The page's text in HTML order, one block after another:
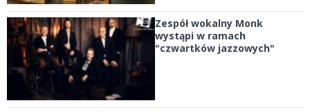
Zespół wokalny Monk
wystąpi w ramach
"czwartków jazzowych"